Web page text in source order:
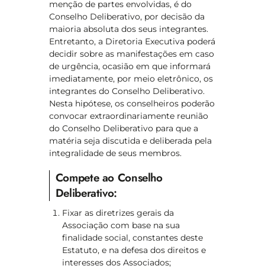
menção de partes envolvidas, é do
Conselho Deliberativo, por decisão da
maioria absoluta dos seus integrantes.
Entretanto, a Diretoria Executiva poderá
decidir sobre as manifestações em caso
de urgência, ocasião em que informará
imediatamente, por meio eletrônico, os
integrantes do Conselho Deliberativo.
Nesta hipótese, os conselheiros poderão
convocar extraordinariamente reunião
do Conselho Deliberativo para que a
matéria seja discutida e deliberada pela
integralidade de seus membros.
Compete ao Conselho
Deliberativo:
Fixar as diretrizes gerais da
Associação com base na sua
finalidade social, constantes deste
Estatuto, e na defesa dos direitos e
interesses dos Associados;